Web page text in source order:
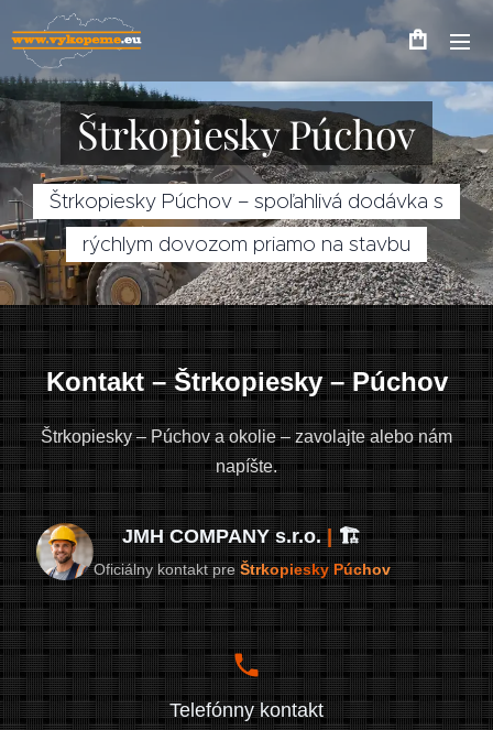
Štrkopiesky Púchov
Štrkopiesky Púchov – spoľahlivá dodávka s
rýchlym dovozom priamo na stavbu
Kontakt – Štrkopiesky – Púchov
Štrkopiesky – Púchov a okolie – zavolajte alebo nám
napíšte.
JMH COMPANY s.r.o.|🏗️
Oficiálny kontakt pre Štrkopiesky Púchov
Telefónny kontakt